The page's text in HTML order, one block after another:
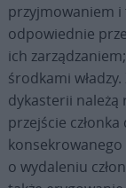
przyjmowaniem i
odpowiednie
ich
środkami
dykasterii
przejście
o wydaleniu